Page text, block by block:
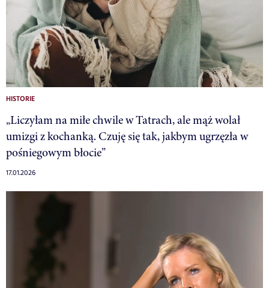
HISTORIE
„Liczyłam na miłe chwile w Tatrach, ale mąż wolał
umizgi z kochanką. Czuję się tak, jakbym ugrzęzła w
pośniegowym błocie”
17.01.2026